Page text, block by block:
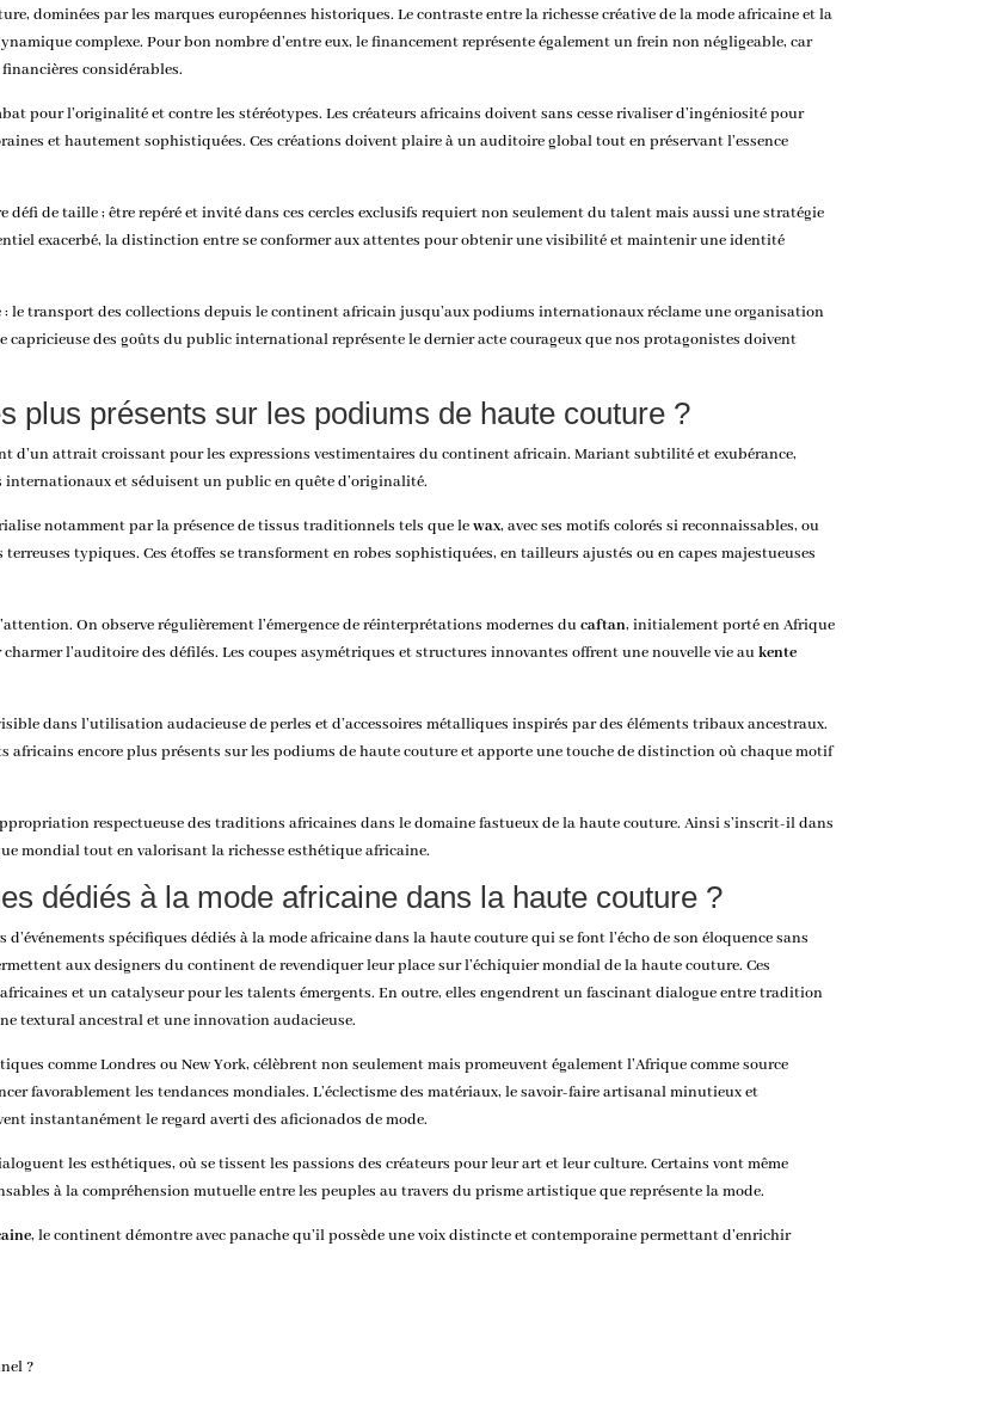
dominées par les marques européennes historiques. Le contraste entre la richesse créative de lamode africaineet la
complexe. Pour bon nombre d’entre eux, le financement représente également un frein non négligeable, car
considérables.
pour l’originalité et contre les stéréotypes. Les créateurs africains doivent sans cesse rivaliser d’ingéniosité pour
et hautement sophistiquées. Ces créations doivent plaire à un auditoire global tout en préservant l’essence
de taille ; être repéré et invité dans ces cercles exclusifs requiert non seulement du talent mais aussi une stratégie
exacerbé, la distinction entre se conformer aux attentes pour obtenir une visibilité et maintenir une identité
le transport des collections depuis le continent africain jusqu’aux podiums internationaux réclame une organisation
capricieuse des goûts du public international représente le dernier acte courageux que nos protagonistes doivent
plus présents sur les podiums de haute couture ?
d’un attrait croissant pour les expressions vestimentaires du continent africain. Mariant subtilité et exubérance,
internationaux et séduisent un public en quête d’originalité.
notamment par la présence de tissus traditionnels tels que lewax, avec ses motifs colorés si reconnaissables, ou
typiques. Ces étoffes se transforment en robes sophistiquées, en tailleurs ajustés ou en capes majestueuses
On observe régulièrement l’émergence de réinterprétations modernes ducaftan, initialement porté en Afrique
l’auditoire des défilés. Les coupes asymétriques et structures innovantes offrent une nouvelle vie aukente
dans l’utilisation audacieuse de perles et d’accessoires métalliques inspirés par des éléments tribaux ancestraux.
africains encore plus présents sur les podiums de haute coutureet apporte une touche de distinction où chaque motif
respectueuse des traditions africaines dans le domaine fastueux de la haute couture. Ainsi s’inscrit-il dans
mondial tout en valorisant la richesse esthétique africaine.
dédiés à la mode africaine dans la haute couture ?
d’événements spécifiques dédiés à la mode africaine dans la haute couturequi se font l’écho de son éloquence sans
aux designers du continent de revendiquer leur place sur l’échiquier mondial de la haute couture. Ces
et un catalyseur pour les talents émergents. En outre, elles engendrent un fascinant dialogue entre tradition
textural ancestral et une innovation audacieuse.
comme Londres ou New York, célèbrent non seulement mais promeuvent également l’Afrique comme source
favorablement les tendances mondiales. L’éclectisme des matériaux, le savoir-faire artisanal minutieux et
instantanément le regard averti des aficionados de mode.
les esthétiques, où se tissent les passions des créateurs pour leur art et leur culture. Certains vont même
à la compréhension mutuelle entre les peuples au travers du prisme artistique que représente la mode.
, le continent démontre avec panache qu’il possède une voix distincte et contemporaine permettant d’enrichir
?